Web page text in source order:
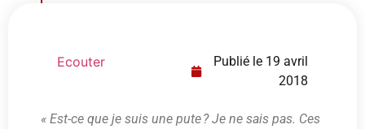
Ecouter Publié le 19 avril
2018
« Est-ce que je suis une pute ? Je ne sais pas. Ces